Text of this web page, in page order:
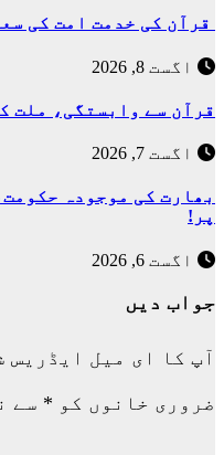
قرآن کی خدمت امت کی
اگست 8, 2026
قرآن سے وابستگی، ملت
اگست 7, 2026
بھارت کی موجودہ
پر!
اگست 6, 2026
جواب دیں
آپ کا ای میل ایڈریس
ضروری خانوں کو * سے